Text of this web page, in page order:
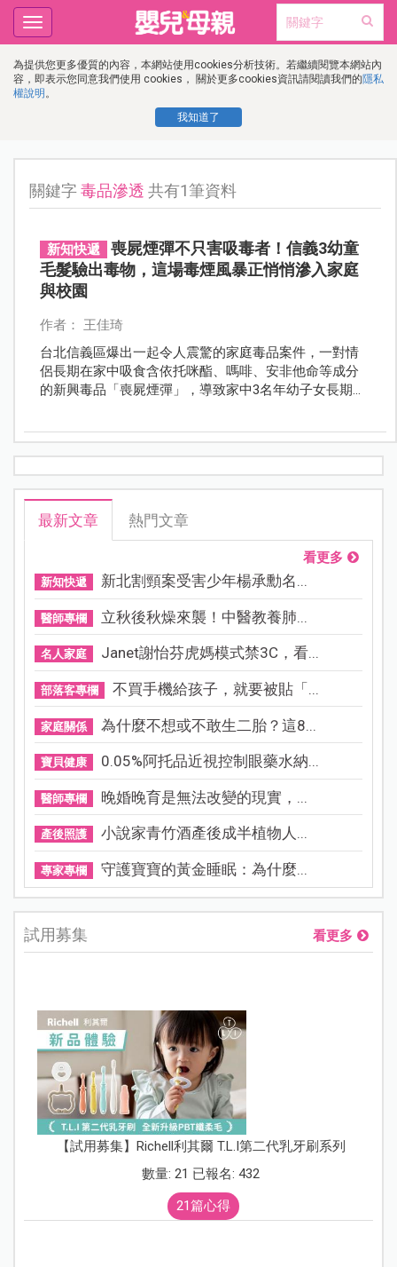
為提供您更多優質的內容，本網站使用cookies分析技術。若繼續閱覽本網站內
容，即表示您同意我們使用 cookies， 關於更多cookies資訊請閱讀我們的隱私
權說明 。
我知道了
Toggle
navigation
關鍵字毒品滲透 共有1筆資料
新知快遞
喪屍煙彈不只害吸毒者！信義3幼童
毛髮驗出毒物，這場毒煙風暴正悄悄滲入家庭
與校園
作者： 王佳琦
台北信義區爆出一起令人震驚的家庭毒品案件，一對情
侶長期在家中吸食含依托咪酯、嗎啡、安非他命等成分
的新興毒品「喪屍煙彈」，導致家中3名年幼子女長期暴
性。
最新文章 熱門文章
看更多
新知快遞 新北割頸案受害少年楊承勳名...
醫師專欄 立秋後秋燥來襲！中醫教養肺...
名人家庭 Janet謝怡芬虎媽模式禁3C，看...
部落客專欄 不買手機給孩子，就要被貼「...
家庭關係 為什麼不想或不敢生二胎？這8...
寶貝健康 0.05%阿托品近視控制眼藥水納...
醫師專欄 晚婚晚育是無法改變的現實，...
產後照護 小說家青竹酒產後成半植物人...
專家專欄 守護寶寶的黃金睡眠：為什麼...
試用募集 看更多
【試用募集】Richell利其爾 T.L.I第二代乳牙刷系列
數量: 21 已報名: 432
21篇心得